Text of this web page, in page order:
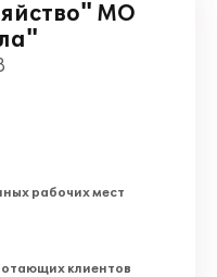
МО
рабочих мест
клиентов